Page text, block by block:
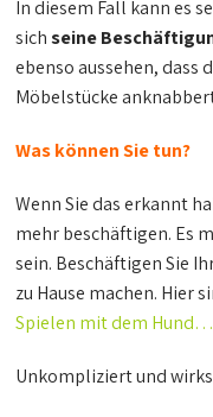
In diesem Fall kann es
sichseine
ebenso aussehen, dass
Möbelstücke
Was können Sie tun?
Wenn Sie das erkannt
mehr beschäftigen. Es
sein. Beschäftigen Sie
zu Hause machen. Hier
Spielen mit dem Hund…
Unkompliziert und